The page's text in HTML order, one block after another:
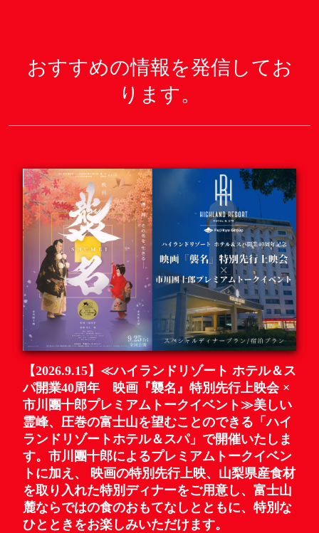
おすすめの情報を発信してお
ります。
【2026.9.15】≪ハイランドリゾート ホテル＆ス
パ開業40周年 映画『襲名』特別先行上映会 ×
市川團十郎プレミアムトークイベント≫美しい
霊峰、圧巻の富士山を望むことのできる「ハイ
ランドリゾートホテル＆スパ」で開催いたしま
す。市川團十郎によるプレミアムトークイベン
トに加え、 映画の特別先行上映、山梨県産食材
を取り入れた特別ディナーをご用意し、富士山
麓ならではの食のおもてなしとともに、特別な
ひとときをお楽しみいただけます。